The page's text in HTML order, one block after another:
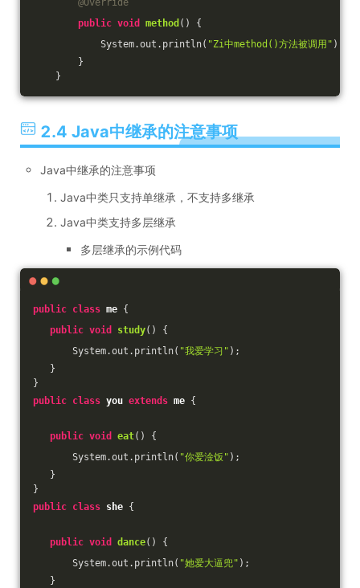
@Override
public void method ()
{
System.out.println( "Zi中method()方法被调用" );
}
}
2.4 Java中继承的注意事项
Java中继承的注意事项
Java中类只支持单继承，不支持多继承
Java中类支持多层继承
多层继承的示例代码
public class me {
public void study()
{
System.out.println( "我爱学习" );
}
}
public class you extends me {
public void eat()
{
System.out.println( "你爱淦饭" );
}
}
public class she {
public void dance()
{
System.out.println( "她爱大逼兜" );
}